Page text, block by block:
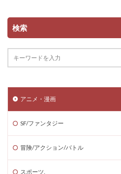
検索
アニメ・漫画
SF/ファンタジー
冒険/アクション/バトル
スポーツ.